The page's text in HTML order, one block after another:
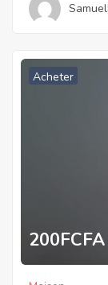
Acheter
200FCFA